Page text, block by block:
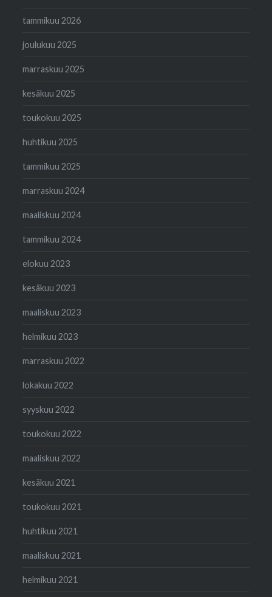
tammikuu 2026
joulukuu 2025
marraskuu 2025
kesäkuu 2025
toukokuu 2025
huhtikuu 2025
tammikuu 2025
marraskuu 2024
maaliskuu 2024
tammikuu 2024
elokuu 2023
kesäkuu 2023
maaliskuu 2023
helmikuu 2023
marraskuu 2022
lokakuu 2022
syyskuu 2022
toukokuu 2022
maaliskuu 2022
kesäkuu 2021
toukokuu 2021
huhtikuu 2021
maaliskuu 2021
helmikuu 2021